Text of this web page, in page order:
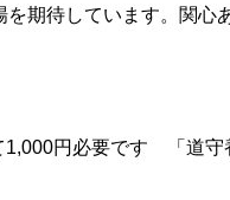
期待しています。関心
円必要です 「道守